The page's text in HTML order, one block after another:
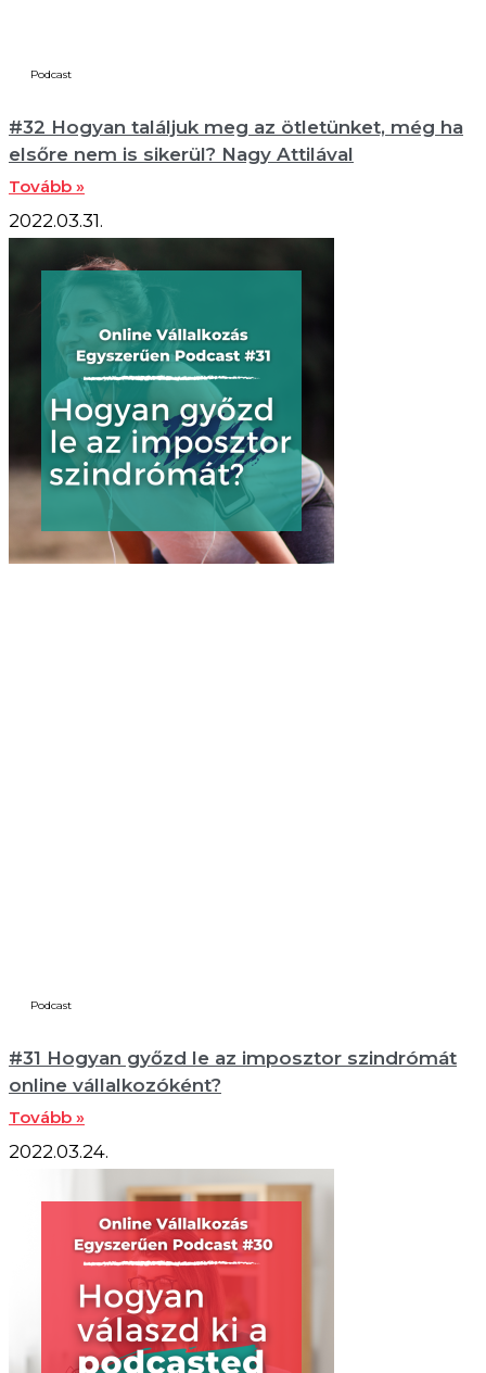
Podcast
#32 Hogyan találjuk meg az ötletünket, még ha
elsőre nem is sikerül? Nagy Attilával
Tovább »
2022.03.31.
Podcast
#31 Hogyan győzd le az imposztor szindrómát
online vállalkozóként?
Tovább »
2022.03.24.